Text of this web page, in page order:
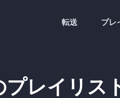
転送 プレ
プレイリス